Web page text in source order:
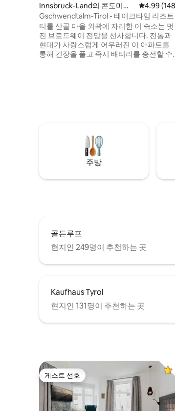
Innsbruck-Land의 콘도미니
엄
평점 4.99
4.99
Gschwendtalm-Tirol - 테이크타임 리조트
티롤 산골 마을 외곽에 자리한 이 숙소는 멋
진 브로드웨이 전망을 선사합니다. 전통과
현대가 사랑스럽게 어우러진 이 아파트를
통해 긴장을 풀고 즉시 배터리를 충전할 수
주방
골든루프
현지인 249명이 추천하는 곳
Kaufhaus Tyrol
현지인 131명이 추천하는 곳
게스트 선호
게스트 선호